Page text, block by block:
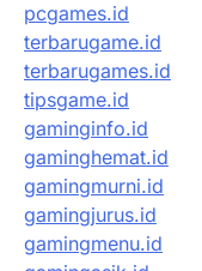
pcgames.id
terbarugame.id
terbarugames.id
tipsgame.id
gaminginfo.id
gaminghemat.id
gamingmurni.id
gamingjurus.id
gamingmenu.id